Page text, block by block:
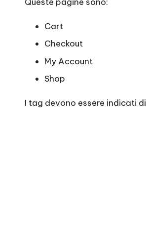
Cart
Checkout
My Account
Shop
I tag devono essere indicati